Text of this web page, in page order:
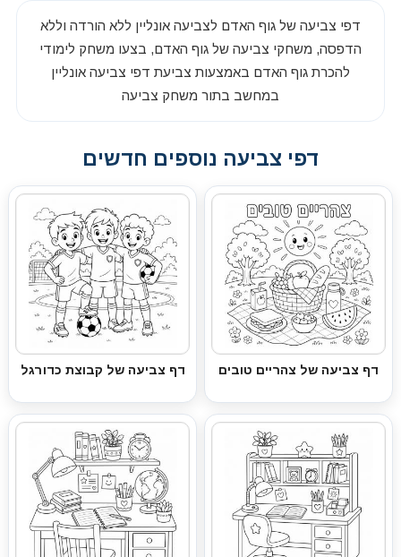
דפי צביעה של גוף האדם לצביעה אונליין ללא הורדה וללא
הדפסה, משחקי צביעה של גוף האדם, בצעו משחק לימודי
להכרת גוף האדם באמצעות צביעת דפי צביעה אונליין
במחשב בתור משחק צביעה
דפי צביעה נוספים חדשים
דף צביעה של צהריים טובים דף צביעה של קבוצת כדורגל